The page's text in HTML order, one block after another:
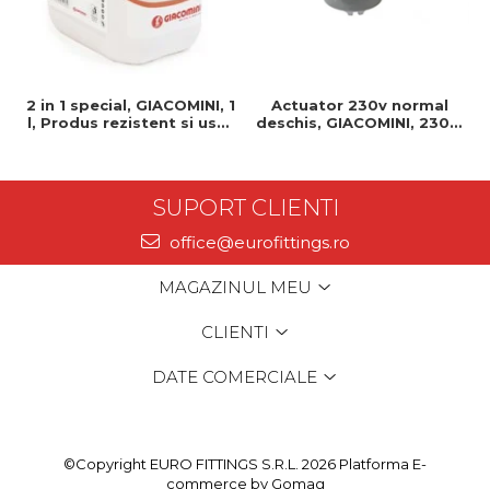
2 in 1 special, GIACOMINI, 1
l, Produs rezistent si usor
Actuator 230v normal
deschis, GIACOMINI, 230v,
SUPORT CLIENTI
office@eurofittings.ro
MAGAZINUL MEU
CLIENTI
DATE COMERCIALE
©Copyright EURO FITTINGS S.R.L. 2026 Platforma E-
commerce by Gomag